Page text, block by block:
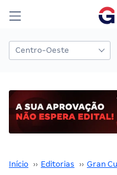
Início ›› Editorias ›› Gran